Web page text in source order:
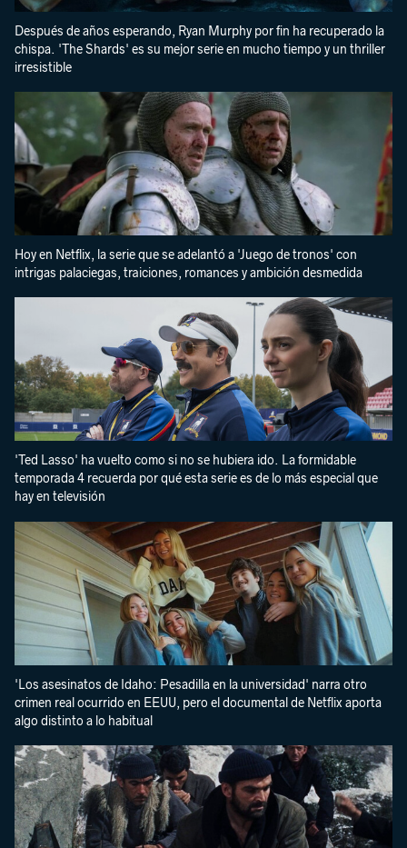
Después de años esperando, Ryan Murphy por fin ha recuperado la
chispa. 'The Shards' es su mejor serie en mucho tiempo y un thriller
irresistible
Hoy en Netflix, la serie que se adelantó a 'Juego de tronos' con
intrigas palaciegas, traiciones, romances y ambición desmedida
'Ted Lasso' ha vuelto como si no se hubiera ido. La formidable
temporada 4 recuerda por qué esta serie es de lo más especial que
hay en televisión
'Los asesinatos de Idaho: Pesadilla en la universidad' narra otro
crimen real ocurrido en EEUU, pero el documental de Netflix aporta
algo distinto a lo habitual